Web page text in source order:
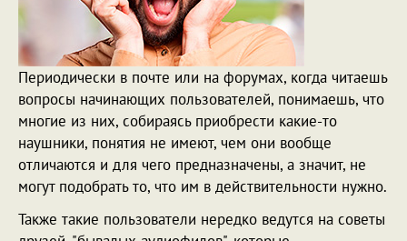
Периодически в почте или на форумах, когда читаешь
вопросы начинающих пользователей, понимаешь, что
многие из них, собираясь приобрести какие-то
наушники, понятия не имеют, чем они вообще
отличаются и для чего предназначены, а значит, не
могут подобрать то, что им в действительности нужно.
Также такие пользователи нередко ведутся на советы